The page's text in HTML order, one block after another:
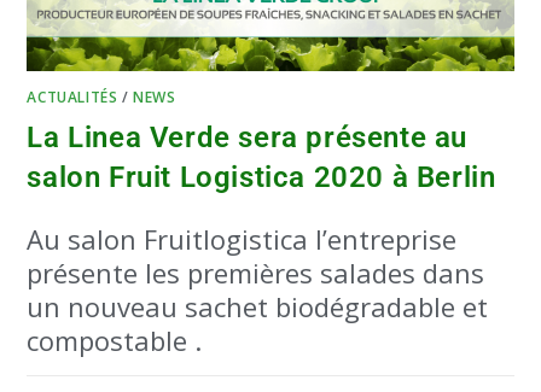
ACTUALITÉS /NEWS
La Linea Verde sera présente au
salon Fruit Logistica 2020 à Berlin
Au salon Fruitlogistica l’entreprise
présente les premières salades dans
un nouveau sachet biodégradable et
compostable .